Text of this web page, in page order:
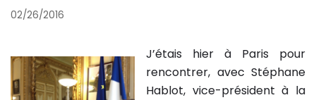
02/26/2016
J’étais hier à Paris pour
rencontrer, avec Stéphane
Hablot, vice-président à la